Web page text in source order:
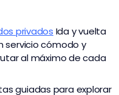
privados Ida y vuelta
servicio cómodo y
al máximo de cada
guiadas para explorar